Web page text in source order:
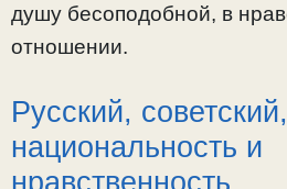
душу бесоподобной, в
отношении.
Русский, советский,
национальность и